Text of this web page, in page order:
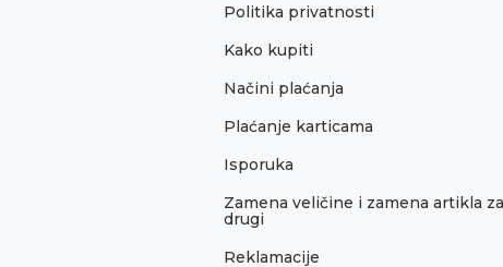
Politika privatnosti
Kako kupiti
Načini plaćanja
Plaćanje karticama
Isporuka
Zamena veličine i zamena artikla za
drugi
Reklamacije